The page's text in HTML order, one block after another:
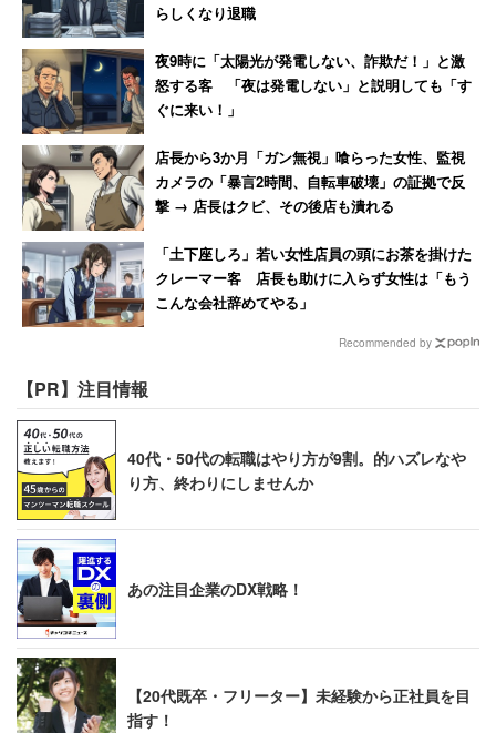
らしくなり退職
夜9時に「太陽光が発電しない、詐欺だ！」と激
怒する客 「夜は発電しない」と説明しても「す
ぐに来い！」
店長から3か月「ガン無視」喰らった女性、監視
カメラの「暴言2時間、自転車破壊」の証拠で反
撃 → 店長はクビ、その後店も潰れる
「土下座しろ」若い女性店員の頭にお茶を掛けた
クレーマー客 店長も助けに入らず女性は「もう
こんな会社辞めてやる」
Recommended by
【PR】注目情報
40代・50代の転職はやり方が9割。的ハズレなや
り方、終わりにしませんか
あの注目企業のDX戦略！
【20代既卒・フリーター】未経験から正社員を目
指す！